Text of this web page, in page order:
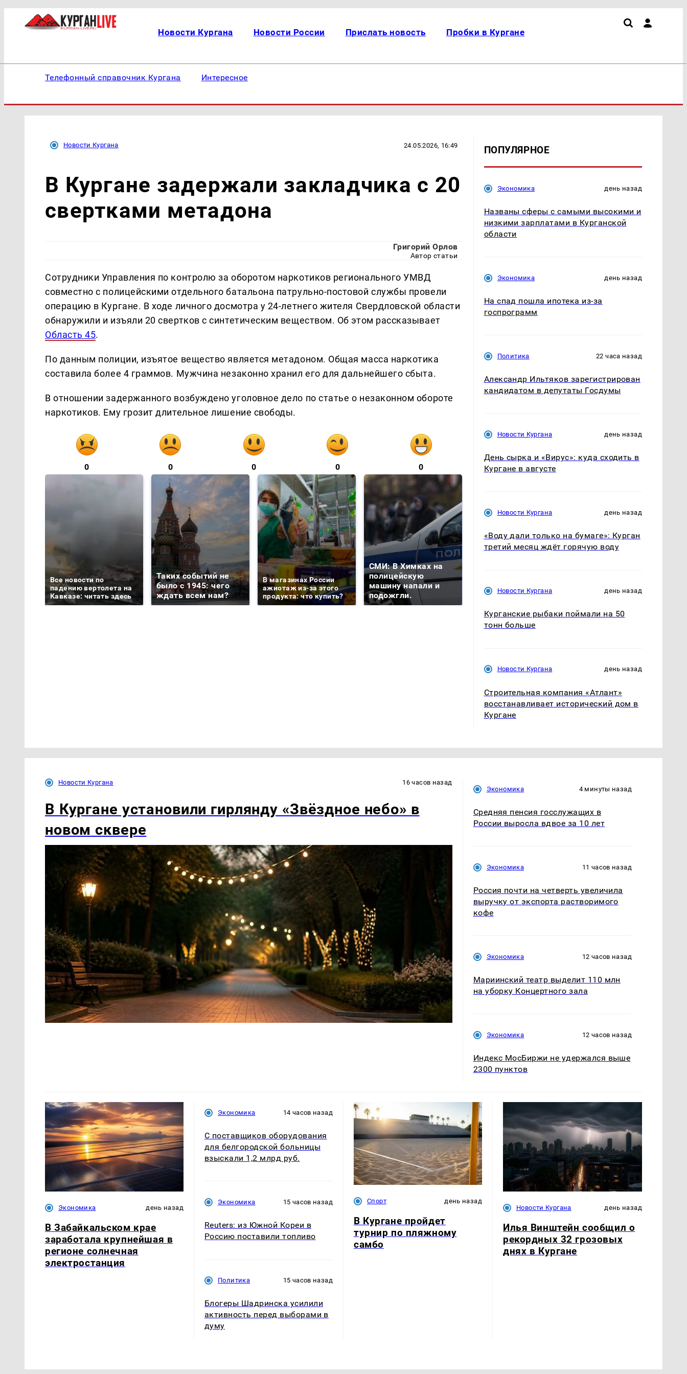
Новости Кургана Новости России Прислать новость Пробки в Кургане
Телефонный справочник Кургана Интересное
Новости Кургана 24.05.2026, 16:49
В Кургане задержали закладчика с 20
свертками метадона
Григорий Орлов
Автор статьи
Сотрудники Управления по контролю за оборотом наркотиков регионального УМВД
совместно с полицейскими отдельного батальона патрульно-постовой службы провели
операцию в Кургане. В ходе личного досмотра у 24-летнего жителя Свердловской области
обнаружили и изъяли 20 свертков с синтетическим веществом. Об этом рассказывает
Область 45.
По данным полиции, изъятое вещество является метадоном. Общая масса наркотика
составила более 4 граммов. Мужчина незаконно хранил его для дальнейшего сбыта.
В отношении задержанного возбуждено уголовное дело по статье о незаконном обороте
наркотиков. Ему грозит длительное лишение свободы.
0 0 0 0 0
Все новости по
падению вертолета на
Кавказе: читать здесь
Таких событий не
было с 1945: чего
ждать всем нам?
В магазинах России
ажиотаж из-за этого
продукта: что купить?
СМИ: В Химках на
полицейскую
машину напали и
подожгли.
президентов США и
России: Европа?
ПОПУЛЯРНОЕ
Экономика день назад
Названы сферы с самыми высокими и
низкими зарплатами в Курганской
области
Экономика день назад
На спад пошла ипотека из-за
госпрограмм
Политика 22 часа назад
Александр Ильтяков зарегистрирован
кандидатом в депутаты Госдумы
Новости Кургана день назад
День сырка и «Вирус»: куда сходить в
Кургане в августе
Новости Кургана день назад
«Воду дали только на бумаге»: Курган
третий месяц ждёт горячую воду
Новости Кургана день назад
Курганские рыбаки поймали на 50
тонн больше
Новости Кургана день назад
Строительная компания «Атлант»
восстанавливает исторический дом в
Кургане
Новости Кургана 16 часов назад
В Кургане установили гирлянду «Звёздное небо» в
новом сквере
Экономика 4 минуты назад
Средняя пенсия госслужащих в
России выросла вдвое за 10 лет
Экономика 11 часов назад
Россия почти на четверть увеличила
выручку от экспорта растворимого
кофе
Экономика 12 часов назад
Мариинский театр выделит 110 млн
на уборку Концертного зала
Экономика 12 часов назад
Индекс МосБиржи не удержался выше
2300 пунктов
Экономика день назад
В Забайкальском крае
заработала крупнейшая в
регионе солнечная
электростанция
Экономика 14 часов назад
С поставщиков оборудования
для белгородской больницы
взыскали 1,2 млрд руб.
Экономика 15 часов назад
Reuters: из Южной Кореи в
Россию поставили топливо
Политика 15 часов назад
Блогеры Шадринска усилили
активность перед выборами в
думу
Спорт день назад
В Кургане пройдет
турнир по пляжному
самбо
Новости Кургана день назад
Илья Винштейн сообщил о
рекордных 32 грозовых
днях в Кургане